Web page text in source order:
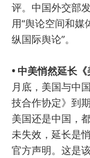
评。中国外交部
用“舆论空间和
纵国际舆论”。
• 中美悄然延长
月底，美国与中
技合作协定》到
美国还是中国，
未失效，延长是
官方声明。这是